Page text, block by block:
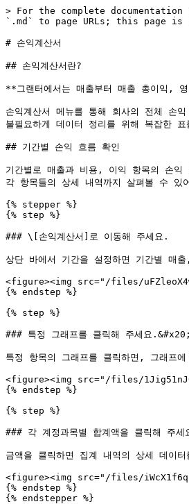
> For the complete
`.md` to page URLs; this page
# 손익계산서
## 손익계산서란?
**그랜터에서는 매출부터 매출 총이익,
손익계산서 메뉴를 통해 회사의 전체 손
불필요하게 데이터 정리를 위해 복잡한
## 기간별 손익 흐름 확인
기간별로 매출과 비용, 이익 항목의 손
각 항목들의 상세 내역까지 살펴볼 수 있
{% stepper %}
{% step %}
### \[손익계산서]로 이동해 주세요.
상단 바에서 기간을 설정하면 기간별 매
<figure><img src="/files/
{% endstep %}
{% step %}
### 특정 그래프를 클릭해 주세요.&#x20;
특정 항목의 그래프를 클릭하면, 그래프
<figure><img src="/files/
{% endstep %}
{% step %}
### 각 계정과목별 합계액을 클릭해 주세
금액을 클릭하면 집계 내역의 상세 데이
<figure><img src="/files/
{% endstep %}
{% endstepper %}